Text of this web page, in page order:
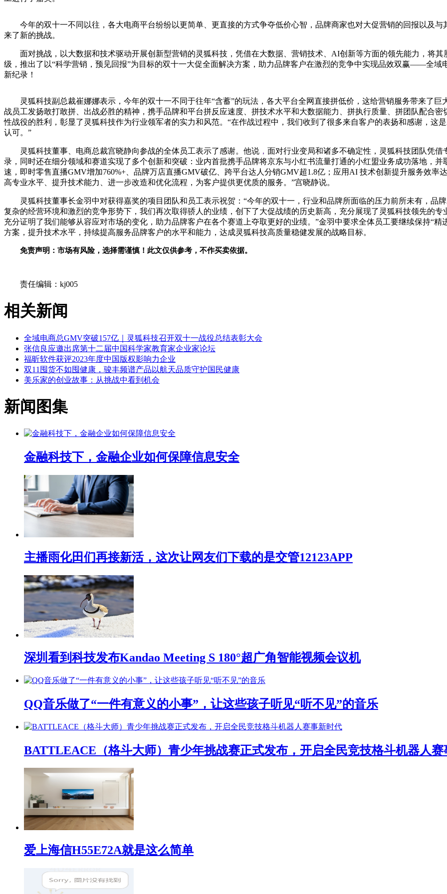
今年的双十一不同以往，各大电商平台纷纷以更简单、更直接的方式争夺低价心智，品牌商家也对大促营销的回报以及与
来了新的挑战。
面对挑战，以大数据和技术驱动开展创新型营销的灵狐科技，凭借在大数据、营销技术、AI创新等方面的领先能力，将
级，推出了以“科学营销，预见回报”为目标的双十一大促全面解决方案，助力品牌客户在激烈的竞争中实现品效双赢——全域
新纪录！
灵狐科技副 总裁崔娜娜表示，今年的双十一不同于往年“含蓄”的玩法，各大平台全网直接拼低价，这给营销服务带来了
战员工发扬敢打敢拼、出战必胜的精神，携手品牌和平台拼反应速度、拼技术水平和大数据能力、拼执行质量、 拼团队配合密
性战役的胜利，彰显了灵狐科技作为行业领军者的实力和风范。“在作战过程中，我们收到了很多来自客户的表扬和感谢，这
认可。”
灵狐科技董事、电商总裁宫晓静向参战的全体员工表示了感谢。他说 ， 面对行业变局和诸多不确定性，灵狐科技团队凭借
录，同时还在细分领域和赛道实现了多个创新和突破：业内首批携手品牌将京东与小红书流量打通的小红盟业务成功落地，并
速，即时零售直播GMV增加760%+、品牌万店直播GMV破亿、跨平台达人分销GMV超1.8亿；应用AI 技术创新提升服务效
高专业水平、提升技术能力、进一步改造和优化流程，为客户提供更优质的服务。”宫晓静说。
灵狐科技董事长金羽中对获得嘉奖的项目团队和员工表示祝贺：“今年的双十一，行业和品牌所面临的压力前所未有，品
复杂的经营环境和激烈的竞争形势下，我们再次取得骄人的业绩，创下了大促战绩的历史新高，充分展现了灵狐科技领先的
充分证明了我们能够从容应对市场的变化，助力品牌客户在各个赛道上夺取更好的业绩。”金羽中要求全体员工要继续保持“精
方案，提升技术水平，持续提高服务品牌客户的水平和能力，达成灵狐科技高质量稳健发展的战略目标。
免责声明：市场有风险，选择需谨慎！此文仅供参考，不作买卖依据。
责任编辑：kj005
相关新闻
全域电商总GMV突破157亿｜灵狐科技召开双十一战役总结表彰大会
张信良应邀出席第十二届中国科学家教育家企业家论坛
福昕软件获评2023年度中国版权影响力企业
​双11囤货不如囤健康，骏丰频谱产品以航天品质守护国民健康
美乐家的创业故事：从挑战中看到机会
新闻图集
金融科技下，金融企业如何保障信息安全
主播雨化田们再接新活，这次让网友们下载的是交管12123APP
深圳看到科技发布Kandao Meeting S 180°超广角智能视频会议机
QQ音乐做了“一件有意义的小事”，让这些孩子听见“听不见”的音乐
BATTLEACE（格斗大师）青少年挑战赛正式发布，开启全民竞技格斗机器人赛
爱上海信H55E72A就是这么简单